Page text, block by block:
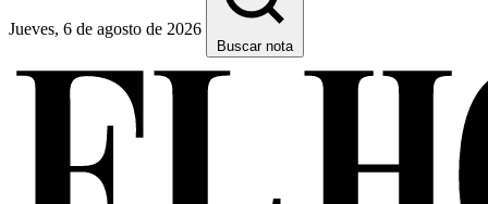
Jueves, 6 de agosto de 2026
Buscar nota